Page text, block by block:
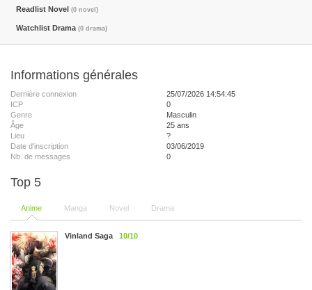
Readlist Novel (0 novel)
Watchlist Drama (0 drama)
Informations générales
Dernière connexion
25/07/2026 14:54:45
ICP
0
Genre
Masculin
Âge
25 ans
Lieu
?
Date d'inscription
03/06/2019
Nb. de messages
0
Top 5
Anime Manga Novel Drama
Vinland Saga 10/10